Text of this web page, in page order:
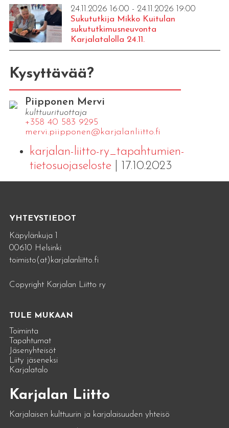
24.11.2026 16:00 - 24.11.2026 19:00
Sukututkija Mikko Kuitulan
sukututkimusneuvonta
Karjalatalolla 24.11.
Kysyttävää?
Piipponen Mervi
kulttuurituottaja
+358 40 583 9295
mervi.​piipponen@​kar​jala​nlii​tto.​fi
karjalan-liitto-ry_tapahtumien-
tietosuojaseloste| 17.10.2023
YHTEYSTIEDOT
Käpylänkuja 1
00610 Helsinki
toimisto(at)karjalanliitto.fi
Copyright Karjalan Liitto ry
TULE MUKAAN
Toiminta
Tapahtumat
Jäsenyhteisöt
Liity jäseneksi
Karjalatalo
Karjalan Liitto
Karjalaisen kulttuurin ja karjalaisuuden yhteisö